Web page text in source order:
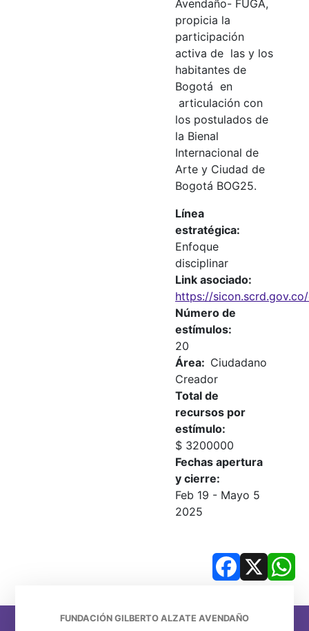
Avendaño- FUGA,
propicia la
participación
activa de las y los
habitantes de
Bogotá en
articulación con
los postulados de
la Bienal
Internacional de
Arte y Ciudad de
Bogotá BOG25.
Línea
estratégica
Enfoque
disciplinar
Link asociado
https://
Número de
estímulos
20
Área
Ciudadano
Creador
Total de
recursos por
estímulo
$ 3200000
Fechas apertura
y cierre
Feb 19 - Mayo 5
2025
Facebook
X
FUNDACIÓN GILBERTO ALZATE AVENDAÑO